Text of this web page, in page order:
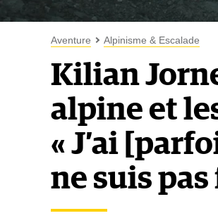
Aventure Alpinisme & Escalade
Kilian
alpine et
« J’ai
ne suis pas